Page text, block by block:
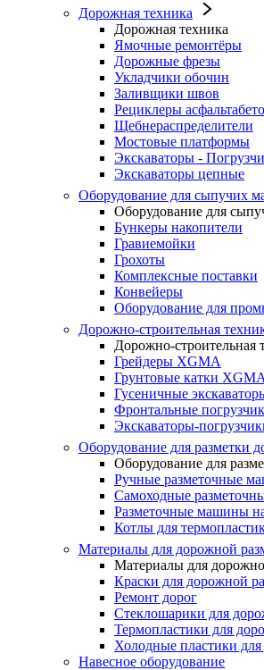
Дорожная техника
Дорожная техника
Ямочные ремонтёры
Дорожные фрезы
Укладчики обочин
Заливщики швов
Рециклеры
Щебнераспределители
Мостовые платформы
Экскаваторы -
Экскаваторы цепные
Оборудование для сыпучих
Оборудование для
Бункеры накопители
Гравиемойки
Грохоты
Комплексные поставки
Конвейеры
Оборудование для
Дорожно-строительная
Дорожно-строительная
Грейдеры XGMA
Грунтовые катки XGMA
Гусеничные
Фронтальные
Экскаваторы-
Оборудование для разметки
Оборудование для
Ручные разметочные
Самоходные
Разметочные машины
Котлы для
Материалы для дорожной
Материалы для
Краски для дорожной
Ремонт дорог
Стеклошарики для
Термопластики для
Холодные пластики
Навесное оборудование